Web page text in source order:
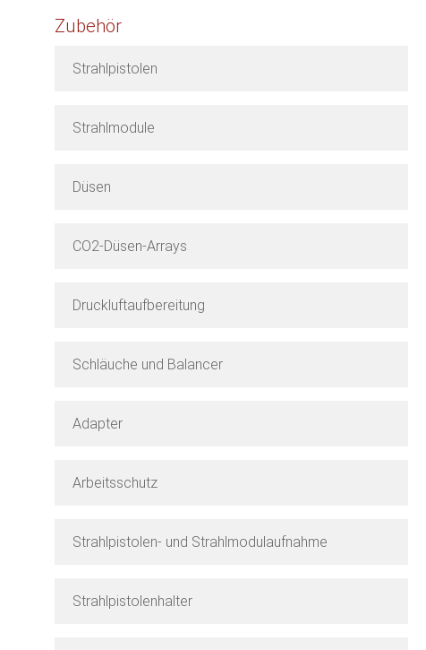
Zubehör
Strahlpistolen
Strahlmodule
Düsen
CO2-Düsen-Arrays
Druckluftaufbereitung
Schläuche und Balancer
Adapter
Arbeitsschutz
Strahlpistolen- und Strahlmodulaufnahme
Strahlpistolenhalter